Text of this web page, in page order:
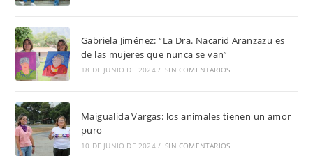
Gabriela Jiménez: “La Dra. Nacarid Aranzazu es
de las mujeres que nunca se van”
18 DE JUNIO DE 2024 / SIN COMENTARIOS
Maigualida Vargas: los animales tienen un amor
puro
10 DE JUNIO DE 2024 / SIN COMENTARIOS